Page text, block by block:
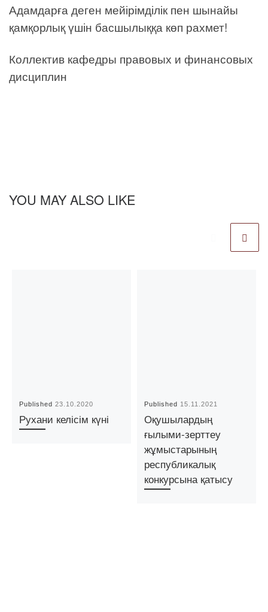
Адамдарға деген мейірімділік пен шынайы
қамқорлық үшін басшылыққа көп рахмет!
Коллектив кафедры правовых и финансовых
дисциплин
YOU MAY ALSO LIKE
Published23.10.2020
Рухани келісім күні
Published 15.11.2021
Оқушылардың
ғылыми-зерттеу
жұмыстарының
республикалық
конкурсына қатысу